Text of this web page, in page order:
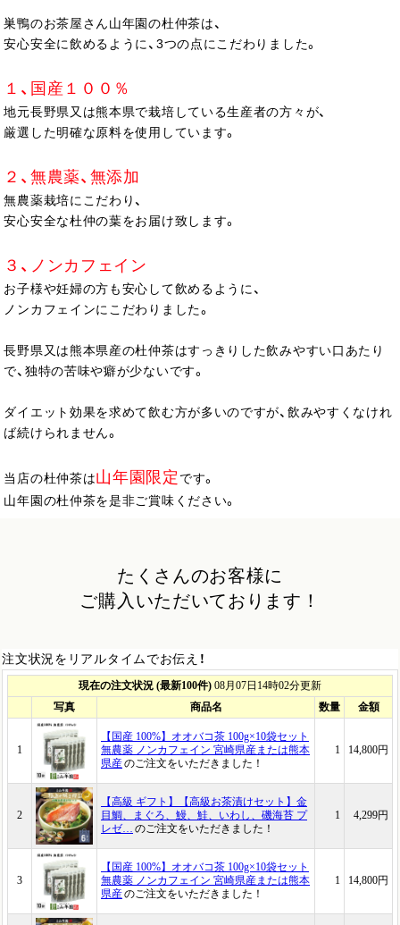
巣鴨のお茶屋さん山年園の杜仲茶は、
安心安全に飲めるように、3つの点にこだわりました。
１、国産１００％
地元長野県又は熊本県で栽培している生産者の方々が、
厳選した明確な原料を使用しています。
２、無農薬、無添加
無農薬栽培にこだわり、
安心安全な杜仲の葉をお届け致します。
３、ノンカフェイン
お子様や妊婦の方も安心して飲めるように、
ノンカフェインにこだわりました。
長野県又は熊本県産の杜仲茶はすっきりした飲みやすい口あたり
で、独特の苦味や癖が少ないです。
ダイエット効果を求めて飲む方が多いのですが、飲みやすくなけれ
ば続けられません。
当店の杜仲茶は山年園限定 です。
山年園の杜仲茶を是非ご賞味ください。
たくさんのお客様に
ご購入いただいております！
注文状況をリアルタイムでお伝え！